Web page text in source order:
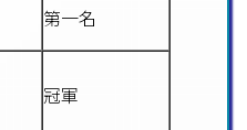
第一名
冠軍